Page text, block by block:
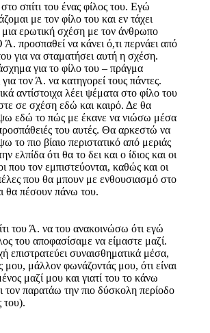
σπίτι του ένας φίλος του. Εγώ
με τον φίλο του και εν τάχει
μια ερωτική σχέση με τον άνθρωπο
προσπαθεί να κάνει ό,τι περνάει από
για να σταματήσει αυτή η σχέση.
για το φίλο του – πράγμα
τον Ά. να κατηγορεί τους πάντες.
αντίστοιχα λέει ψέματα στο φίλο του
σε σχέση εδώ και καιρό. Δε θα
εδώ το πώς με έκανε να νιώσω μέσα
του αυτές. Θα αρκεστώ να
το πιο βίαιο περιστατικό από μεριάς
ελπίδα ότι θα το δει και ο ίδιος και οι
που τον εμπιστεύονται, καθώς και οι
που θα μπουν με ενθουσιασμό στο
θα πέσουν πάνω του.
του Ά. να του ανακοινώσω ότι εγώ
του αποφασίσαμε να είμαστε μαζί.
επιστρατεύει συναισθηματικά μέσα,
μου, μάλλον φωνάζοντάς μου, ότι είναι
μαζί μου και γιατί του το κάνω
τον παρατάω την πιο δύσκολη περίοδο
του).